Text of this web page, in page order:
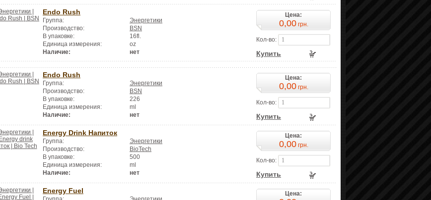
Endo Rush
Группа:
Энергетики
Производство:
BSN
В упаковке:
16fl.
Единица измерения:
oz
Наличие:
нет
Цена:
0,00грн.
Кол-во:
Купить
Endo Rush
Группа:
Энергетики
Производство:
BSN
В упаковке:
226
Единица измерения:
ml
Наличие:
нет
Цена:
0,00грн.
Кол-во:
Купить
Energy Drink Напиток
Группа:
Энергетики
Производство:
BioTech
В упаковке:
500
Единица измерения:
ml
Наличие:
нет
Цена:
0,00грн.
Кол-во:
Купить
Energy Fuel Цена: